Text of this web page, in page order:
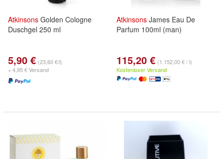
Atkinsons Golden Cologne
Duschgel 250 ml
5,90 € (23,60 €/l)
+ 4,95 € Versand
Atkinsons James Eau De
Parfum 100ml (man)
115,20 € (1.152,00 € / l)
Kostenloser Versand